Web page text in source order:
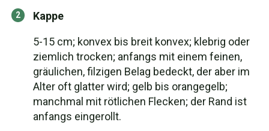
Kappe
5-15 cm; konvex bis breit konvex; klebrig oder
ziemlich trocken; anfangs mit einem feinen,
gräulichen, filzigen Belag bedeckt, der aber im
Alter oft glatter wird; gelb bis orangegelb;
manchmal mit rötlichen Flecken; der Rand ist
anfangs eingerollt.